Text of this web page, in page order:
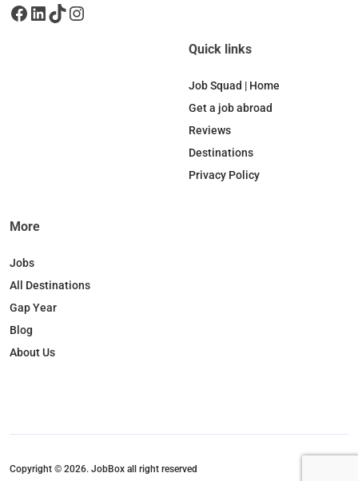
Facebook LinkedIn TikTok Instagram
Quick links
Job Squad | Home
Get a job abroad
Reviews
Destinations
Privacy Policy
More
Jobs
All Destinations
Gap Year
Blog
About Us
Copyright © 2026. JobBox all right reserved